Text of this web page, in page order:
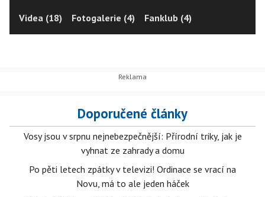
Videa (18) Fotogalerie (4) Fanklub (4)
Doporučené články
Vosy jsou v srpnu nejnebezpečnější: Přírodní triky, jak je
vyhnat ze zahrady a domu
Po pěti letech zpátky v televizi! Ordinace se vrací na
Novu, má to ale jeden háček